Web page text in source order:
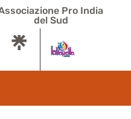
Pro India
del Sud